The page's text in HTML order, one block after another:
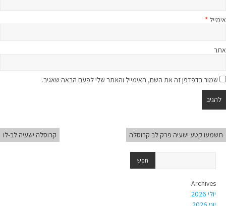
אימייל *
אתר
שמור בדפדפן זה את השם, האימייל והאתר שלי לפעם הבאה שאגיב.
תשמעו קטע ישעיה פרק לב קרוסלה קרוסלה ישעיה לב-לו
Archives
יולי 2026